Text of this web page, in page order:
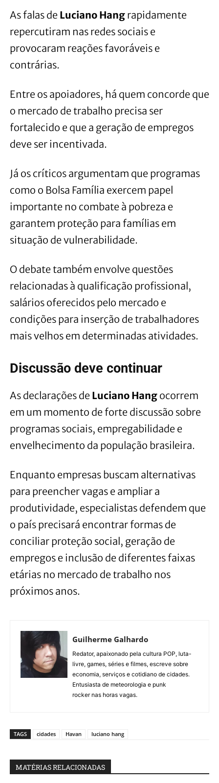
As falas de Luciano Hang rapidamente
repercutiram nas redes sociais e
provocaram reações favoráveis e
contrárias.
Entre os apoiadores, há quem concorde que
o mercado de trabalho precisa ser
fortalecido e que a geração de empregos
deve ser incentivada.
Já os críticos argumentam que programas
como o Bolsa Família exercem papel
importante no combate à pobreza e
garantem proteção para famílias em
situação de vulnerabilidade.
O debate também envolve questões
relacionadas à qualificação profissional,
salários oferecidos pelo mercado e
condições para inserção de trabalhadores
mais velhos em determinadas atividades.
Discussão deve continuar
As declarações de Luciano Hang ocorrem
em um momento de forte discussão sobre
programas sociais, empregabilidade e
envelhecimento da população brasileira.
Enquanto empresas buscam alternativas
para preencher vagas e ampliar a
produtividade, especialistas defendem que
o país precisará encontrar formas de
conciliar proteção social, geração de
empregos e inclusão de diferentes faixas
etárias no mercado de trabalho nos
próximos anos.
Guilherme Galhardo
Redator, apaixonado pela cultura POP, luta-
livre, games, séries e filmes, escreve sobre
economia, serviços e cotidiano de cidades.
Entusiasta de meteorologia e punk
rocker nas horas vagas.
TAGS cidades Havan luciano hang
MATÉRIAS RELACIONADAS